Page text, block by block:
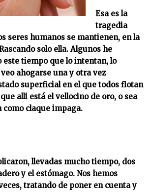
Esa es la
tragedia
seres humanos se mantienen, en la
solo ella. Algunos he
este tiempo que lo intentan, lo
ahogarse una y otra vez
superficial en el que todos flotan
alli está el vellocino de oro, o sea
como claque impaga.
llevadas mucho tiempo, dos
y el estómago. Nos hemos
tratando de poner en cuenta y